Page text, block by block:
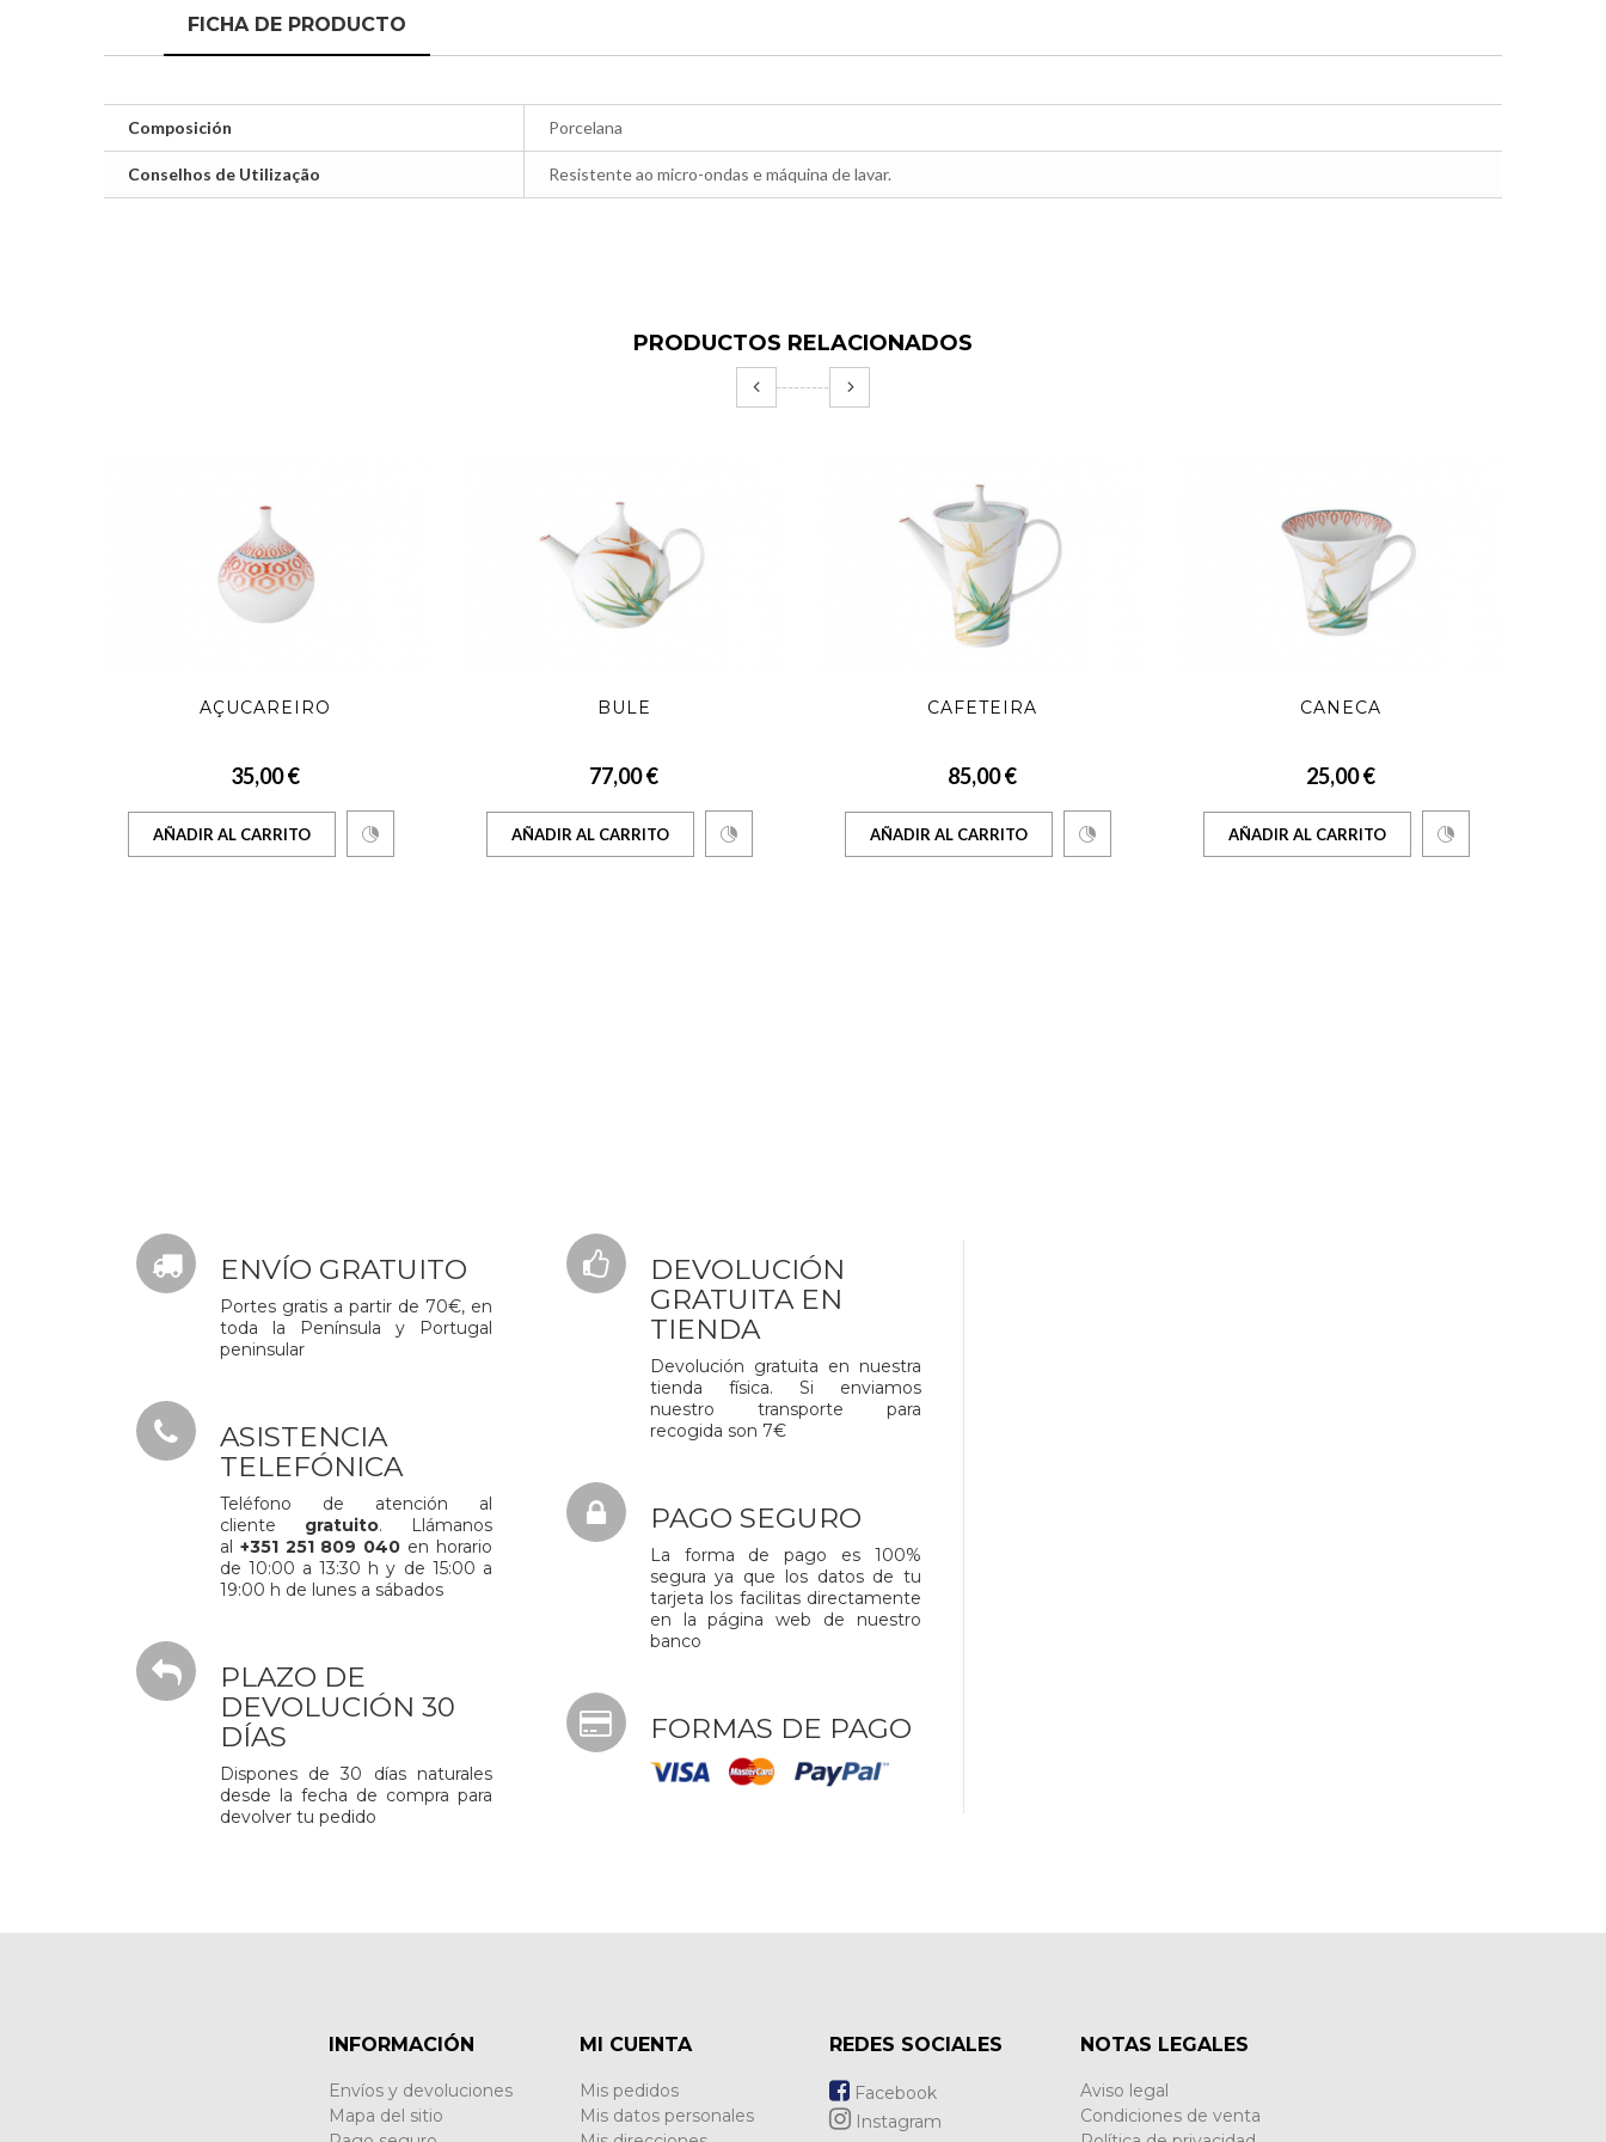
FICHA DE PRODUCTO
Composición Porcelana
Conselhos de Utilização Resistente ao micro-ondas e máquina de lavar.
PRODUCTOS RELACIONADOS
AÇUCAREIRO
35,00 €
AÑADIR AL CARRITO
BULE
77,00 €
AÑADIR AL CARRITO
CAFETEIRA
85,00 €
AÑADIR AL CARRITO
CANECA
25,00 €
AÑADIR AL CARRITO
ENVÍO GRATUITO
Portes gratis a partir de 70€, en
toda la Península y Portugal
peninsular
ASISTENCIA
TELEFÓNICA
Teléfono de atención al
cliente gratuito. Llámanos
al +351 251 809 040 en horario
de 10:00 a 13:30 h y de 15:00 a
19:00 h de lunes a sábados
PLAZO DE
DEVOLUCIÓN 30
DÍAS
Dispones de 30 días naturales
desde la fecha de compra para
devolver tu pedido
DEVOLUCIÓN
GRATUITA EN
TIENDA
Devolución gratuita en nuestra
tienda física. Si enviamos
nuestro transporte para
recogida son 7€
PAGO SEGURO
La forma de pago es 100%
segura ya que los datos de tu
tarjeta los facilitas directamente
en la página web de nuestro
banco
FORMAS DE PAGO
INFORMACIÓN
Envíos y devoluciones
Mapa del sitio
MI CUENTA
Mis pedidos
Mis datos personales
REDES SOCIALES
Facebook
Instagram
NOTAS LEGALES
Aviso legal
Condiciones de venta